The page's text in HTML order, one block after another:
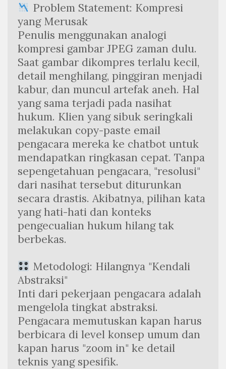
Problem Statement: Kompresi
yang Merusak
Penulis menggunakan analogi
kompresi gambar JPEG zaman dulu.
Saat gambar dikompres terlalu kecil,
detail menghilang, pinggiran menjadi
kabur, dan muncul artefak aneh. Hal
yang sama terjadi pada nasihat
hukum. Klien yang sibuk seringkali
melakukan copy-paste email
pengacara mereka ke chatbot untuk
mendapatkan ringkasan cepat. Tanpa
sepengetahuan pengacara, "resolusi"
dari nasihat tersebut diturunkan
secara drastis. Akibatnya, pilihan kata
yang hati-hati dan konteks
pengecualian hukum hilang tak
berbekas.
Metodologi: Hilangnya "Kendali
Abstraksi"
Inti dari pekerjaan pengacara adalah
mengelola tingkat abstraksi.
Pengacara memutuskan kapan harus
berbicara di level konsep umum dan
kapan harus "zoom in" ke detail
teknis yang spesifik.